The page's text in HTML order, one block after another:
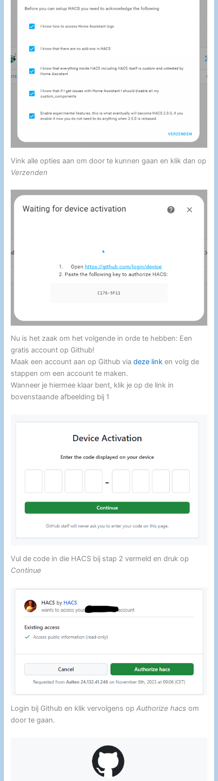
Vink alle opties aan om door te kunnen gaan en klik dan op
Verzenden
Nu is het zaak om het volgende in orde te hebben: Een
gratis account op Github!
Maak een account aan op Github viadeze link en volg de
stappen om een account te maken.
Wanneer je hiermee klaar bent, klik je op de link in
bovenstaande afbeelding bij 1
Vul de code in die HACS bij stap 2 vermeld en druk op
Continue
Login bij Github en klik vervolgens opAuthorize hacs om
door te gaan.